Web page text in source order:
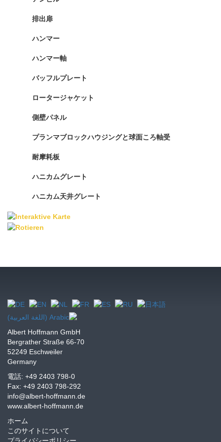
排出扉
ハンマー
ハンマー軸
バッフルプレート
ロータージャケット
側壁パネル
プランマブロックハウジングと球面ころ軸受
耐摩耗板
ハニカムグレート
ハニカム天井グレート
Albert Hoffmann GmbH
Bergrather Straße 66-70
52249 Eschweiler
Germany
電話: +49 2403 798-0
Fax: +49 2403 798-292
info@albert-hoffmann.de
www.albert-hoffmann.de
ホーム
このサイトについて